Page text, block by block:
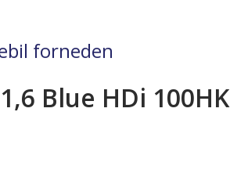
forneden
Blue HDi 100HK